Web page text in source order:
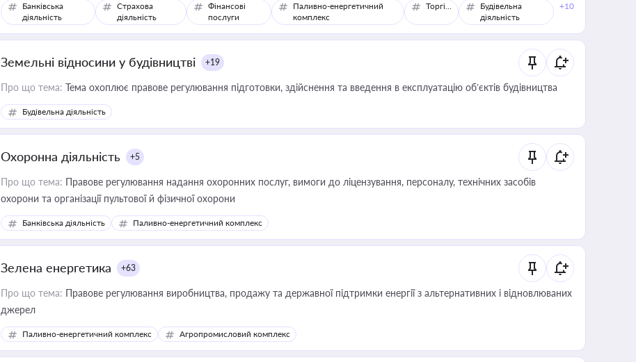
Банківська
діяльність
Страхова
діяльність
Фінансові
послуги
Паливно-енергетичний
комплекс
Торгівля
Будівельна
діяльність
+10
Земельні відносини у будівництві +19
Про що тема: Тема охоплює правове регулювання підготовки, здійснення та введення в експлуатацію об’єктів будівництва
Будівельна діяльність
Охоронна діяльність +5
Про що тема: Правове регулювання надання охоронних послуг, вимоги до ліцензування, персоналу, технічних засобів
охорони та організації пультової й фізичної охорони
Банківська діяльність Паливно-енергетичний комплекс
Зелена енергетика +63
Про що тема: Правове регулювання виробництва, продажу та державної підтримки енергії з альтернативних і відновлюваних
джерел
Паливно-енергетичний комплекс Агропромисловий комплекс